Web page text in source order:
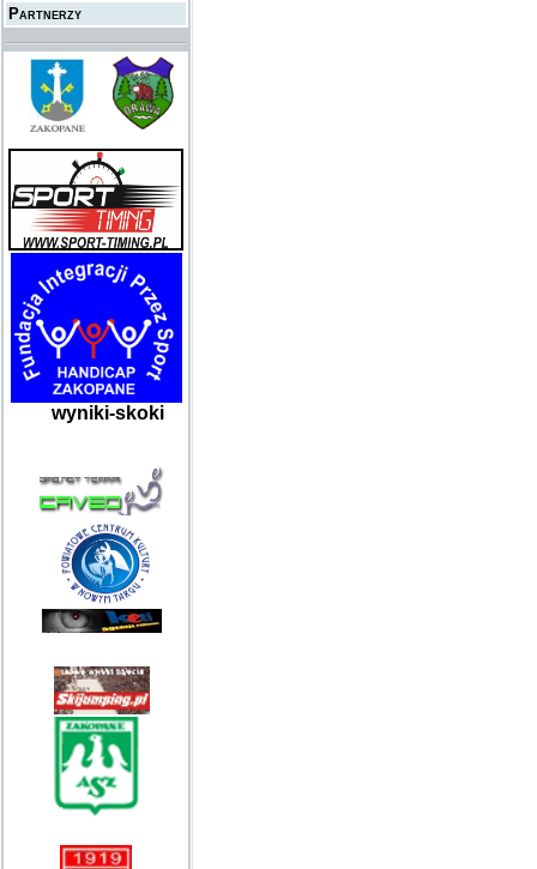
Partnerzy
wyniki-skoki